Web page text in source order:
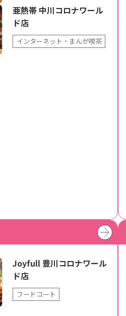
亜熱帯 中川コロナワール
ド店
インターネット・まんが喫茶
Joyfull 豊川コロナワール
ド店
フードコート